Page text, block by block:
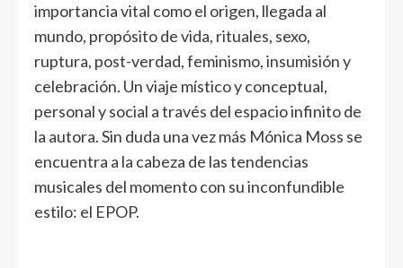
importancia vital como el origen, llegada al
mundo, propósito de vida, rituales, sexo,
ruptura, post-verdad, feminismo, insumisión y
celebración. Un viaje místico y conceptual,
personal y social a través del espacio infinito de
la autora. Sin duda una vez más Mónica Moss se
encuentra a la cabeza de las tendencias
musicales del momento con su inconfundible
estilo: el EPOP.